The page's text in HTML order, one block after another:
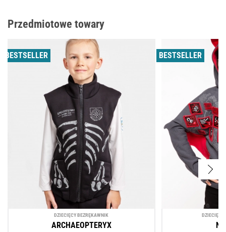
Przedmiotowe towary
BESTSELLER
DZIECIĘCY BEZRĘKAWNIK
ARCHAEOPTERYX
BESTSELLER
DZIECIĘCA